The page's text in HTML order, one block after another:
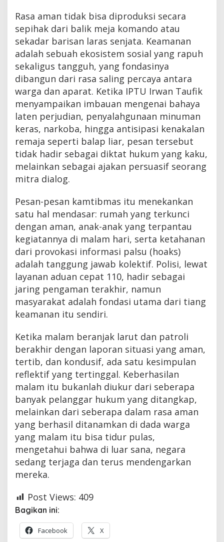
Rasa aman tidak bisa diproduksi secara
sepihak dari balik meja komando atau
sekadar barisan laras senjata. Keamanan
adalah sebuah ekosistem sosial yang rapuh
sekaligus tangguh, yang fondasinya
dibangun dari rasa saling percaya antara
warga dan aparat. Ketika IPTU Irwan Taufik
menyampaikan imbauan mengenai bahaya
laten perjudian, penyalahgunaan minuman
keras, narkoba, hingga antisipasi kenakalan
remaja seperti balap liar, pesan tersebut
tidak hadir sebagai diktat hukum yang kaku,
melainkan sebagai ajakan persuasif seorang
mitra dialog.
Pesan-pesan kamtibmas itu menekankan
satu hal mendasar: rumah yang terkunci
dengan aman, anak-anak yang terpantau
kegiatannya di malam hari, serta ketahanan
dari provokasi informasi palsu (hoaks)
adalah tanggung jawab kolektif. Polisi, lewat
layanan aduan cepat 110, hadir sebagai
jaring pengaman terakhir, namun
masyarakat adalah fondasi utama dari tiang
keamanan itu sendiri.
Ketika malam beranjak larut dan patroli
berakhir dengan laporan situasi yang aman,
tertib, dan kondusif, ada satu kesimpulan
reflektif yang tertinggal. Keberhasilan
malam itu bukanlah diukur dari seberapa
banyak pelanggar hukum yang ditangkap,
melainkan dari seberapa dalam rasa aman
yang berhasil ditanamkan di dada warga
yang malam itu bisa tidur pulas,
mengetahui bahwa di luar sana, negara
sedang terjaga dan terus mendengarkan
mereka.
Post Views: 409
Bagikan ini:
Facebook X